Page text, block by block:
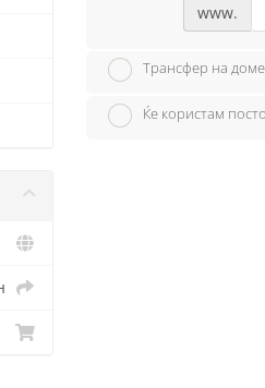
www.
Трансфер на
Ќе користам